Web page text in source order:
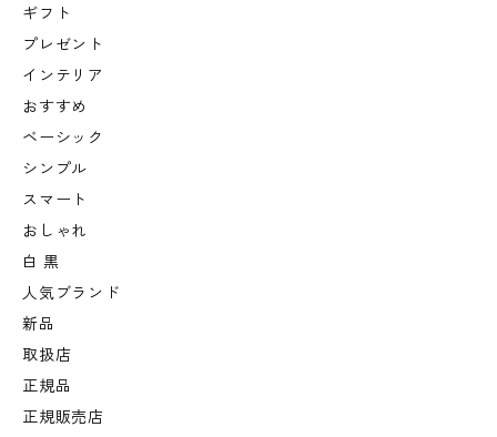
ギフト
プレゼント
インテリア
おすすめ
ベーシック
シンプル
スマート
おしゃれ
白 黒
人気ブランド
新品
取扱店
正規品
正規販売店